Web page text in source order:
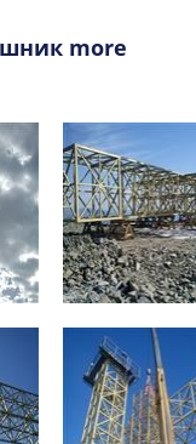
more